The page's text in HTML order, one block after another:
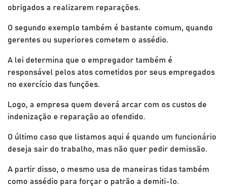
obrigados a realizarem reparações.
O segundo exemplo também é bastante comum, quando
gerentes ou superiores cometem o assédio.
A lei determina que o empregador também é
responsável pelos atos cometidos por seus empregados
no exercício das funções.
Logo, a empresa quem deverá arcar com os custos de
indenização e reparação ao ofendido.
O último caso que listamos aqui é quando um funcionário
deseja sair do trabalho, mas não quer pedir demissão.
A partir disso, o mesmo usa de maneiras tidas também
como assédio para forçar o patrão a demiti-lo.